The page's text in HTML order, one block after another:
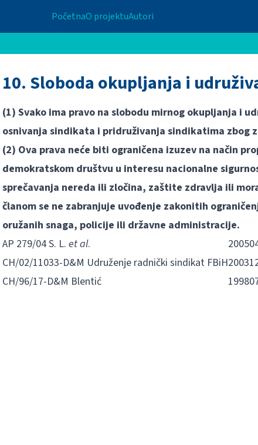
PočetnaO projektuAutori
10. Sloboda okupljanja i
(1) Svako ima pravo na slobodu mirnog okupljanja i
osnivanja sindikata i pridruživanja sindikatima zbog
(2) Ova prava neće biti ograničena izuzev na način
demokratskom društvu u interesu nacionalne
sprečavanja nereda ili zločina, zaštite zdravlja ili
članom se ne zabranjuje uvođenje zakonitih
oružanih snaga, policije ili državne administracije.
AP 279/04 S. L. etal.
CH/02/11033-D&M Udruženje radnički sindikat FBiH
CH/96/17-D&M Blentić